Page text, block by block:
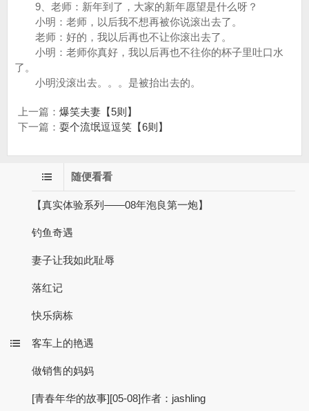
9、老师：新年到了，大家的新年愿望是什么呀？
小明：老师，以后我不想再被你说滚出去了。
老师：好的，我以后再也不让你滚出去了。
小明：老师你真好，我以后再也不往你的杯子里吐口水
了。
小明没滚出去。。。是被抬出去的。
上一篇： 爆笑夫妻【5则】
下一篇： 耍个流氓逗逗笑【6则】
随便看看
【真实体验系列——08年泡良第一炮】
钓鱼奇遇
妻子让我如此耻辱
落红记
快乐病栋
客车上的艳遇
做销售的妈妈
[青春年华的故事][05-08]作者：jashling